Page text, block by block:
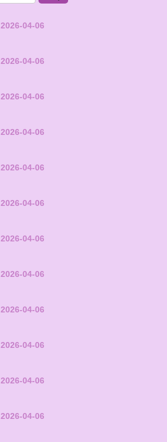
2026-04-06
2026-04-06
2026-04-06
2026-04-06
2026-04-06
2026-04-06
2026-04-06
2026-04-06
2026-04-06
2026-04-06
2026-04-06
2026-04-06